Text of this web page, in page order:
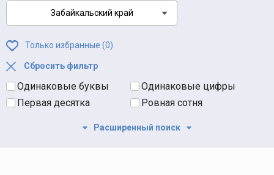
Забайкальский край
Только избранные (0)
Сбросить фильтр
Одинаковые буквы
Одинаковые цифры
Первая десятка
Ровная сотня
Расширенный поиск